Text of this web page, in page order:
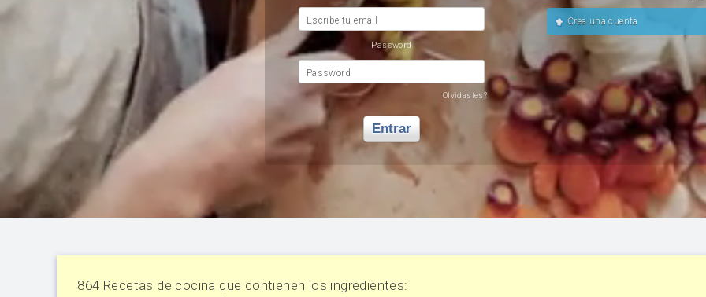
Escribe tu email
Password
Password
Olvidastes?
Entrar
Crea una cuenta
864 Recetas de cocina que contienen los ingredientes: